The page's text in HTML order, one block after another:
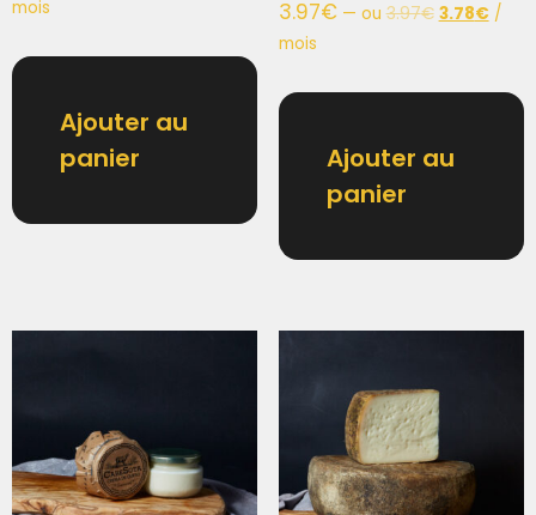
mois
Ajouter au
panier
3.97€ — ou3.97€ 3.78€ /
mois
Ajouter au
panier